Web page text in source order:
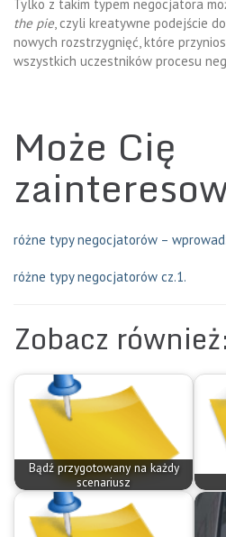
Tylko z takim typem negocjatora
the pie, czyli kreatywne podejście
nowych rozstrzygnięć, które
wszystkich uczestników procesu
Może Cię
różne typy negocjatorów –
różne typy negocjatorów cz.1.
Zobacz
Bądź przygotowany na każdy
scenariusz